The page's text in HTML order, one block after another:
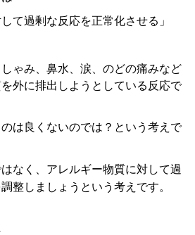
て過剰な反応を正常化させる」
ゃみ、鼻水、涙、のどの痛みなど
外に排出しようとしている反応で
は良くないのでは？という考えで
なく、アレルギー物質に対して過
整しましょうという考えです。